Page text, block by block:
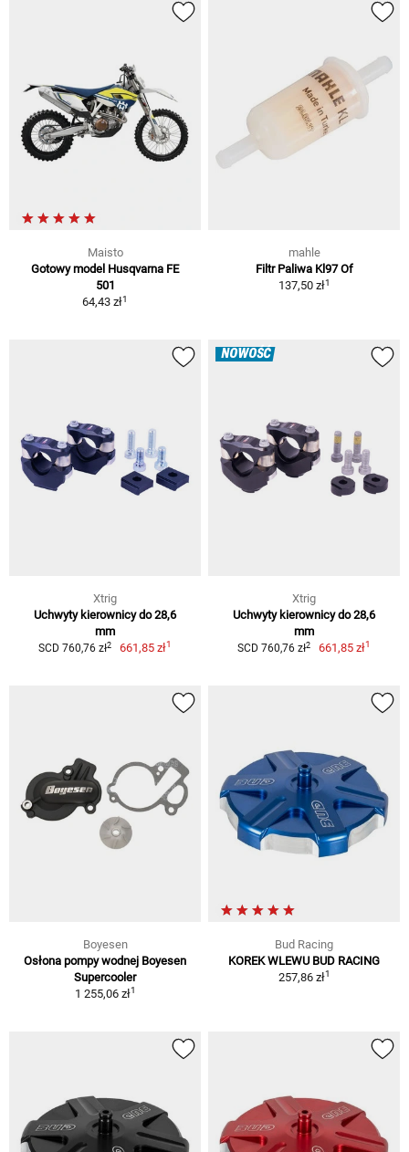
Maisto
Gotowy model Husqvarna FE
501
64,43 zł1
mahle
Filtr Paliwa Kl97 Of
137,50 zł1
Xtrig
Uchwyty kierownicy do 28,6
mm
SCD 760,76 zł2 661,85 zł1
NOWOŚĆ
Xtrig
Uchwyty kierownicy do 28,6
mm
SCD 760,76 zł2 661,85 zł1
Boyesen
Osłona pompy wodnej Boyesen
Supercooler
1 255,06 zł1
Bud Racing
KOREK WLEWU BUD RACING
257,86 zł1